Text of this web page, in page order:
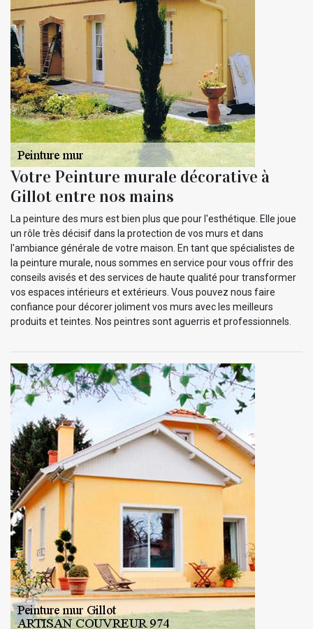
Votre Peinture murale décorative à
Gillot entre nos mains
La peinture des murs est bien plus que pour l'esthétique. Elle joue
un rôle très décisif dans la protection de vos murs et dans
l'ambiance générale de votre maison. En tant que spécialistes de
la peinture murale, nous sommes en service pour vous offrir des
conseils avisés et des services de haute qualité pour transformer
vos espaces intérieurs et extérieurs. Vous pouvez nous faire
confiance pour décorer joliment vos murs avec les meilleurs
produits et teintes. Nos peintres sont aguerris et professionnels.